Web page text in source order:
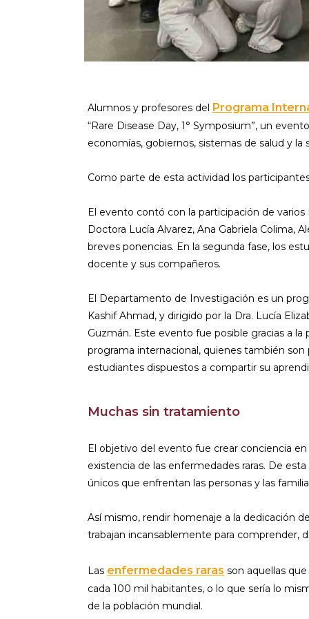
Alumnos y profesores del Programa
“Rare Disease Day, 1° Symposium”, un
economías, gobiernos, sistemas de salud y la
Como parte de esta actividad los
El evento contó con la participación de
Doctora Lucía Alvarez, Ana Gabriela Colima,
breves ponencias. En la segunda fase, los
docente y sus compañeros.
El Departamento de Investigación es un
Kashif Ahmad, y dirigido por la Dra. Lucía
Guzmán. Este evento fue posible gracias a
programa internacional, quienes también
estudiantes dispuestos a compartir su
Muchas sin tratamiento
El objetivo del evento fue crear conciencia
existencia de las enfermedades raras. De
únicos que enfrentan las personas y las
Así mismo, rendir homenaje a la dedicación
trabajan incansablemente para comprender,
Las enfermedades raras son aquellas
cada 100 mil habitantes, o lo que sería lo
de la población mundial.